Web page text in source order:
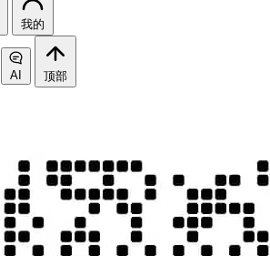
我的
AI 顶部